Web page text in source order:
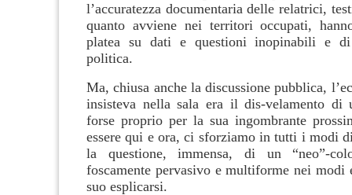
l’accuratezza documentaria delle relatrici,
quanto avviene nei territori occupati,
platea su dati e questioni inopinabili e
politica.
Ma, chiusa anche la discussione pubblica,
insisteva nella sala era il dis-velamento di
forse proprio per la sua ingombrante
essere qui e ora, ci sforziamo in tutti i modi
la questione, immensa, di un “neo”-
foscamente pervasivo e multiforme nei modi
suo esplicarsi.